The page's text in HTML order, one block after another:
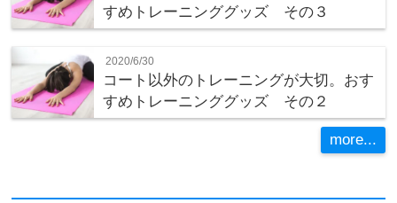
すめトレーニンググッズ その３
2020/6/30
コート以外のトレーニングが大切。おす
すめトレーニンググッズ その２
more...